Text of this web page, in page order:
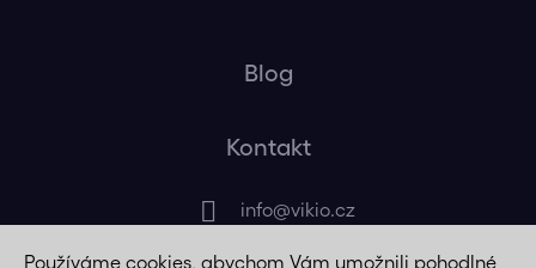
Používáme cookies, abychom Vám umožnili pohodlné
Blog
Kontakt
info@vikio.cz